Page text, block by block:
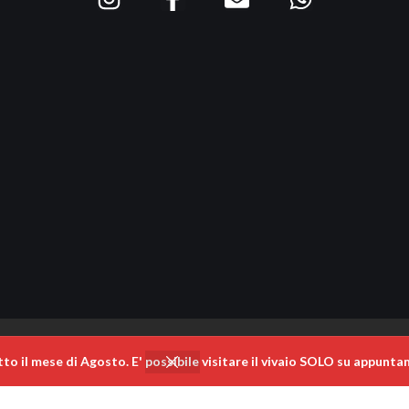
il mese di Agosto. E' possibile visitare il vivaio SOLO su